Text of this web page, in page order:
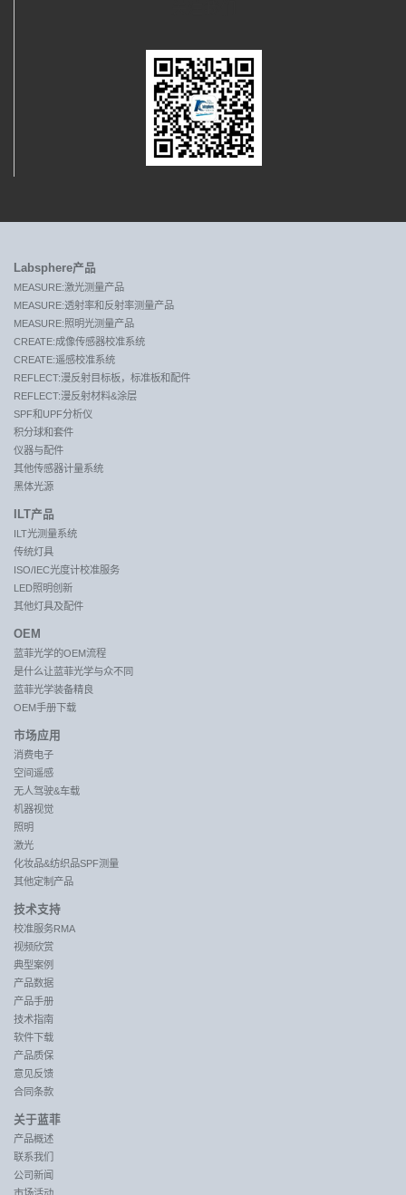
Labsphere产品
MEASURE:激光测量产品
MEASURE:透射率和反射率测量产品
MEASURE:照明光测量产品
CREATE:成像传感器校准系统
CREATE:遥感校准系统
REFLECT:漫反射目标板，标准板和配件
REFLECT:漫反射材料&涂层
SPF和UPF分析仪
积分球和套件
仪器与配件
其他传感器计量系统
黑体光源
ILT产品
ILT光测量系统
传统灯具
ISO/IEC光度计校准服务
LED照明创新
其他灯具及配件
OEM
蓝菲光学的OEM流程
是什么让蓝菲光学与众不同
蓝菲光学装备精良
OEM手册下载
市场应用
消费电子
空间遥感
无人驾驶&车载
机器视觉
照明
激光
化妆品&纺织品SPF测量
其他定制产品
技术支持
校准服务RMA
视频欣赏
典型案例
产品数据
产品手册
技术指南
软件下载
产品质保
意见反馈
合同条款
关于蓝菲
产品概述
联系我们
公司新闻